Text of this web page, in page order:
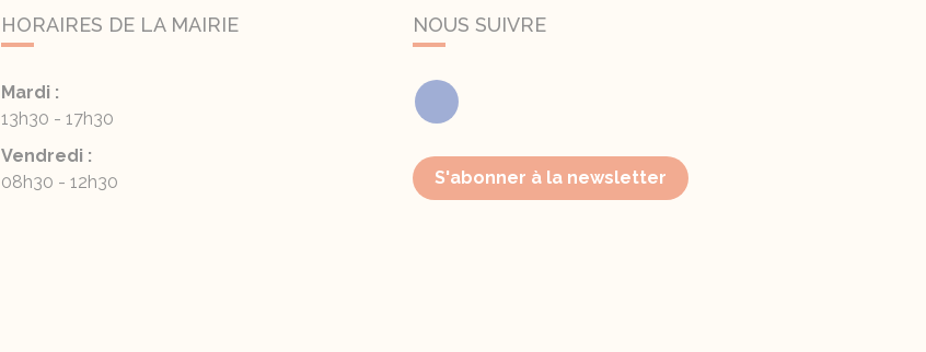
HORAIRES DE LA MAIRIE
Mardi :
13h30 - 17h30
Vendredi :
08h30 - 12h30
NOUS SUIVRE
Facebook
S'abonner à la newsletter